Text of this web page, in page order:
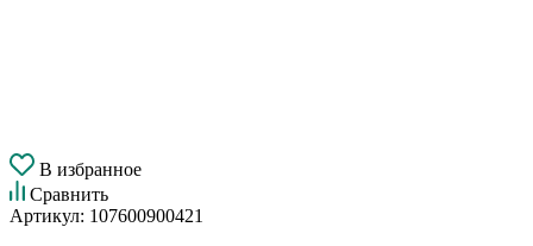
В избранное
Сравнить
Артикул: 107600900421